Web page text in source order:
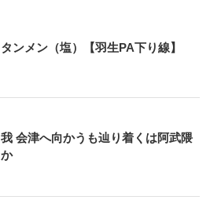
タンメン（塩）【羽生PA下り線】
我 会津へ向かうも辿り着くは阿武隈
か